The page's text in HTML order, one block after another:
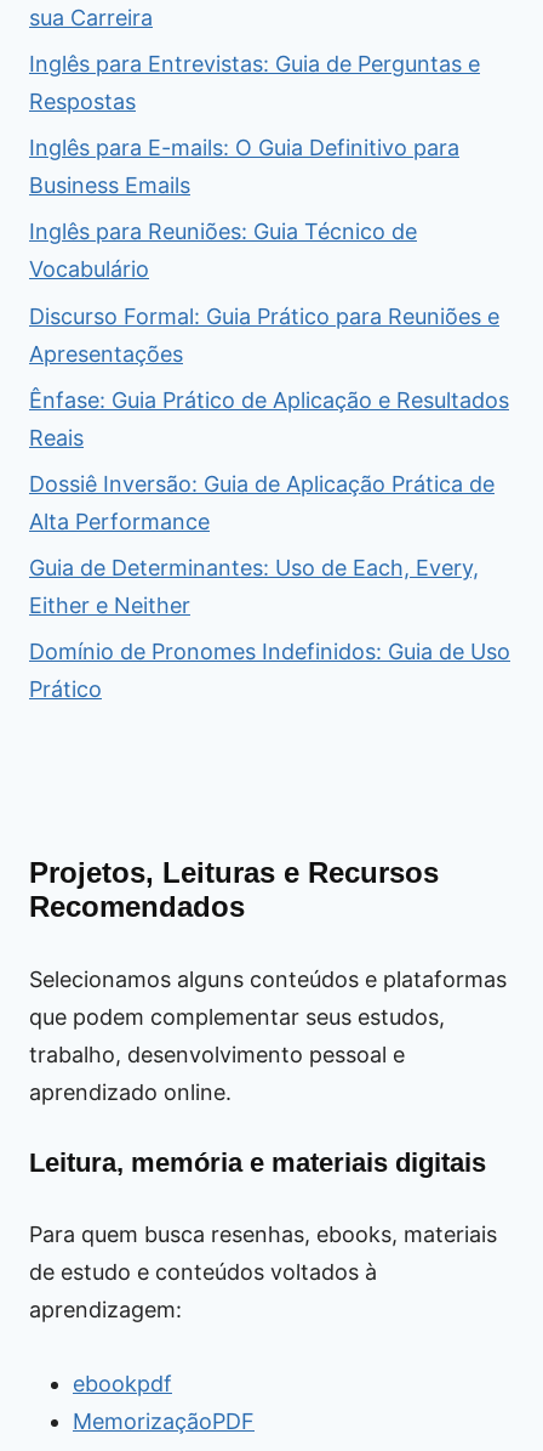
sua Carreira
Inglês para Entrevistas: Guia de Perguntas e
Respostas
Inglês para E-mails: O Guia Definitivo para
Business Emails
Inglês para Reuniões: Guia Técnico de
Vocabulário
Discurso Formal: Guia Prático para Reuniões e
Apresentações
Ênfase: Guia Prático de Aplicação e Resultados
Reais
Dossiê Inversão: Guia de Aplicação Prática de
Alta Performance
Guia de Determinantes: Uso de Each, Every,
Either e Neither
Domínio de Pronomes Indefinidos: Guia de Uso
Prático
Projetos, Leituras e Recursos
Recomendados
Selecionamos alguns conteúdos e plataformas
que podem complementar seus estudos,
trabalho, desenvolvimento pessoal e
aprendizado online.
Leitura, memória e materiais digitais
Para quem busca resenhas, ebooks, materiais
de estudo e conteúdos voltados à
aprendizagem:
ebookpdf
MemorizaçãoPDF